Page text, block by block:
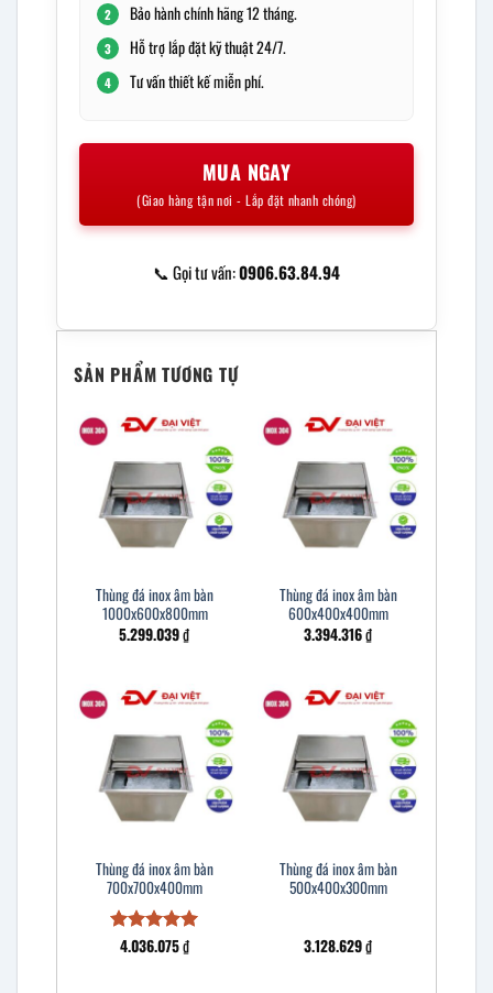
2 Bảo hành chính hãng 12 tháng.
3 Hỗ trợ lắp đặt kỹ thuật 24/7.
4 Tư vấn thiết kế miễn phí.
MUA NGAY
(Giao hàng tận nơi - Lắp đặt nhanh chóng)
📞 Gọi tư vấn:0906.63.84.94
SẢN PHẨM TƯƠNG TỰ
Thùng đá inox âm bàn
1000x600x800mm
5.299.039₫
Thùng đá inox âm bàn
600x400x400mm
3.394.316₫
Thùng đá inox âm bàn
700x700x400mm
Được xếp
4.036.075₫
Thùng đá inox âm bàn
500x400x300mm
3.128.629₫